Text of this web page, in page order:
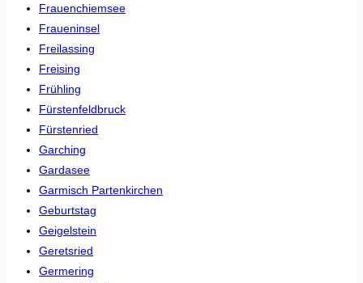
Frauenchiemsee
Fraueninsel
Freilassing
Freising
Frühling
Fürstenfeldbruck
Fürstenried
Garching
Gardasee
Garmisch Partenkirchen
Geburtstag
Geigelstein
Geretsried
Germering